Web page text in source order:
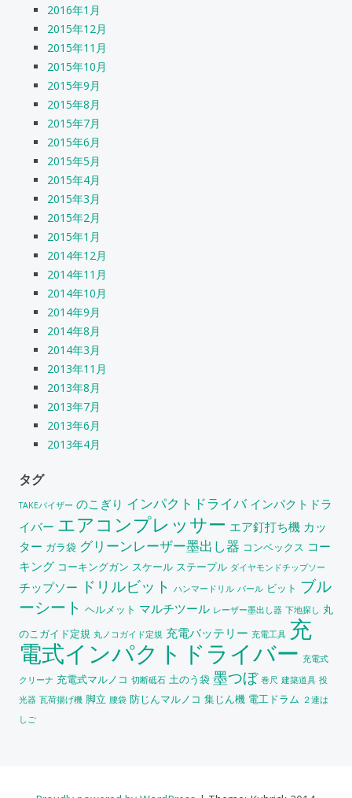
2016年1月
2015年12月
2015年11月
2015年10月
2015年9月
2015年8月
2015年7月
2015年6月
2015年5月
2015年4月
2015年3月
2015年2月
2015年1月
2014年12月
2014年11月
2014年10月
2014年9月
2014年8月
2014年3月
2013年11月
2013年8月
2013年7月
2013年6月
2013年4月
タグ
TAKEバイザー のこぎり インパクトドライバ インパクトドラ
イバー エアコンプレッサー エア釘打ち機 カッ
ター ガラ袋 グリーンレーザー墨出し器 コンベックス コー
キング コーキングガン スケール ステープル ダイヤモンドチップソー
チップソー ドリルビット ハンマードリル バール ビット ブル
ーシート ヘルメット マルチツール レーザー墨出し器 下地探し 丸
のこガイド定規 丸ノコガイド定規 充電バッテリー 充電工具 充
電式インパクトドライバー 充電式
クリーナ 充電式マルノコ 切断砥石 土のう袋 墨つぼ 巻尺 建築道具 投
光器 瓦荷揚げ機 脚立 腰袋 防じんマルノコ 集じん機 電工ドラム ２連は
しご